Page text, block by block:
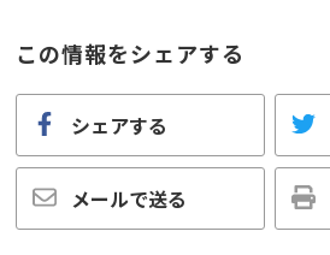
この情報をシェアする
シェアする
メールで送る